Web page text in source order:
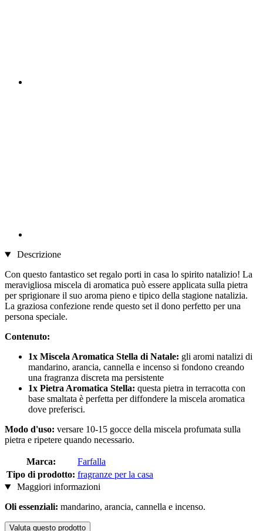
Descrizione
Con questo fantastico set regalo porti in casa lo spirito natalizio! La
meravigliosa miscela di aromatica può essere applicata sulla pietra
per sprigionare il suo aroma pieno e tipico della stagione natalizia.
La graziosa confezione rende questo set il dono perfetto per una
persona speciale.
Contenuto:
1x Miscela Aromatica Stella di Natale: gli aromi natalizi di
mandarino, arancia, cannella e incenso si fondono creando
una fragranza discreta ma persistente
1x Pietra Aromatica Stella: questa pietra in terracotta con
base smaltata è perfetta per diffondere la miscela aromatica
dove preferisci.
Modo d'uso: versare 10-15 gocce della miscela profumata sulla
pietra e ripetere quando necessario.
Marca:
Farfalla
Tipo di prodotto: fragranze per la casa
Maggiori informazioni
Oli essenziali: mandarino, arancia, cannella e incenso.
Valuta questo prodotto